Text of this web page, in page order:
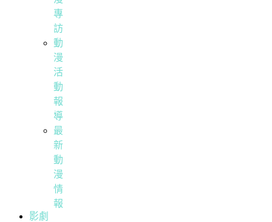
專
訪
動
漫
活
動
報
導
最
新
動
漫
情
報
影劇